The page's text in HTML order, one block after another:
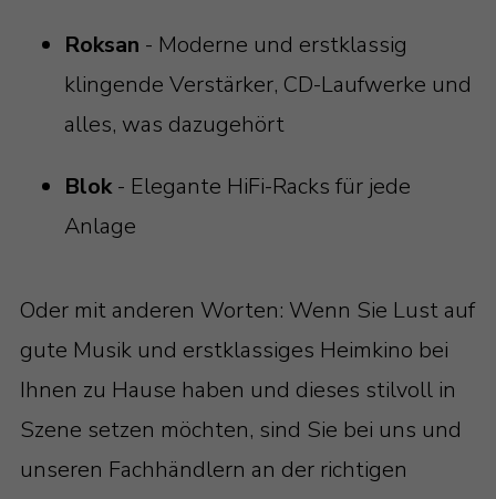
Roksan - Moderne und erstklassig
klingende Verstärker, CD-Laufwerke und
alles, was dazugehört
Blok- Elegante HiFi-Racks für jede
Anlage
Oder mit anderen Worten: Wenn Sie Lust auf
gute Musik und erstklassiges Heimkino bei
Ihnen zu Hause haben und dieses stilvoll in
Szene setzen möchten, sind Sie bei uns und
unseren Fachhändlern an der richtigen